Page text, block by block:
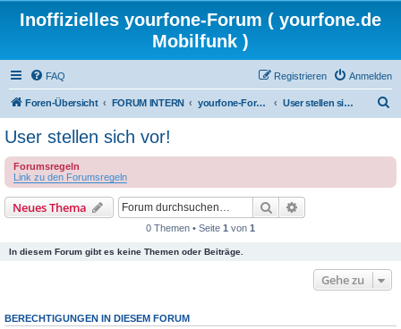
Inoffizielles yourfone-Forum ( yourfone.de
Mobilfunk )
FAQ Anmelden
Registrieren
Foren-Übersicht FORUM INTERN yourfone-Forum Community User stellen sich vor!
e
User stellen sich vor!
Forumsregeln
Link zu den Forumsregeln
Neues Thema Suche
0 Themen • Seite 1 von 1
In diesem Forum gibt es keine Themen oder Beiträge.
Gehe zu
BERECHTIGUNGEN IN DIESEM FORUM